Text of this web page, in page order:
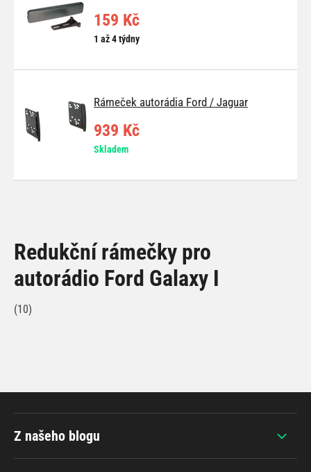
159 Kč
1 až 4 týdny
Rámeček autorádia Ford / Jaguar
939 Kč
Skladem
Redukční rámečky pro
autorádio Ford Galaxy I
(10)
Z našeho blogu